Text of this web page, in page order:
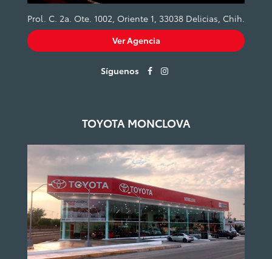
Prol. C. 2a. Ote. 1002, Oriente 1, 33038 Delicias, Chih.
Ver Agencia
Síguenos
TOYOTA MONCLOVA